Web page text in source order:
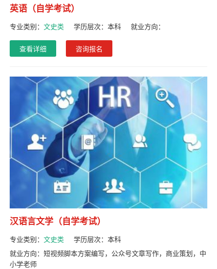
英语（自学考试）
专业类别： 文史类 学历层次： 本科 就业方向：
查看详细 咨询报名
汉语言文学（自学考试）
专业类别： 文史类 学历层次： 本科
就业方向：短视频脚本方案编写，公众号文章写作，商业策划，中
小学老师